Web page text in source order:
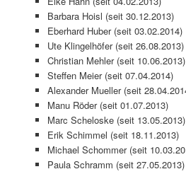
Barbara Hoisl (seit 30.12.2013)
Eberhard Huber (seit 03.02.2014)
Ute Klingelhöfer (seit 26.08.2013)
Christian Mehler (seit 10.06.2013)
Steffen Meier (seit 07.04.2014)
Alexander Mueller (seit
Manu Röder (seit 01.07.2013)
Marc Scheloske (seit 13.05.2013)
Erik Schimmel (seit 18.11.2013)
Michael Schommer (seit
Paula Schramm (seit 27.05.2013)